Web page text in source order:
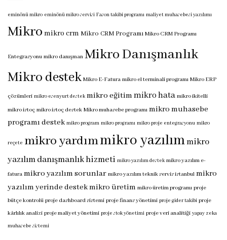
eminönü mikro eminönü mikro servisi Fason takibi programı maliyet muhasebesi yazılımı
Mikro mikro crm Mikro CRM Programı Mikro CRM Programı
Entegrasyonu mikro danışman Mikro Danışmanlık
Mikro destek Mikro E-Fatura mikro el terminali programı Mikro ERP
çözümleri mikro esenyurt destek mikro eğitimmikro hata mikro ikitelli
mikro istoç mikro istoç destek Mikro muhasebe programı mikro muhasebe
programı destek mikro program mikro programı mikro proje entegrasyonu mikro
reçete mikro yardımmikro yazılımmikro
yazılım danışmanlık hizmeti mikro yazılım destek mikro yazılım e-
fatura mikro yazılım sorunlar mikro yazılım teknik servis istanbul mikro
yazılım yerinde destekmikro üretim mikro üretim programı proje
bütçe kontrolü proje dashboard sistemi proje finans yönetimi proje gider takibi proje
kârlılık analizi proje maliyet yönetimi proje stok yönetimi proje veri analitiği yapay zeka
muhasebe sistemi